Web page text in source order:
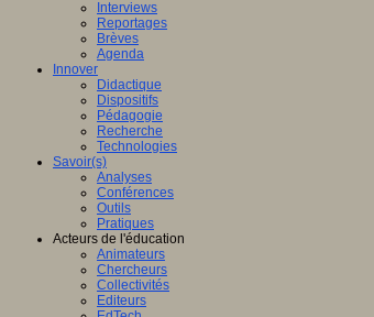
Interviews
Reportages
Brèves
Agenda
Innover
Didactique
Dispositifs
Pédagogie
Recherche
Technologies
Savoir(s)
Analyses
Conférences
Outils
Pratiques
Acteurs de l'éducation
Animateurs
Chercheurs
Collectivités
Editeurs